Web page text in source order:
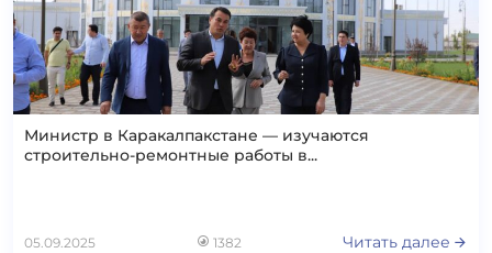
Министр в Каракалпакстане — изучаются
строительно-ремонтные работы в...
05.09.2025 1382 Читать далее